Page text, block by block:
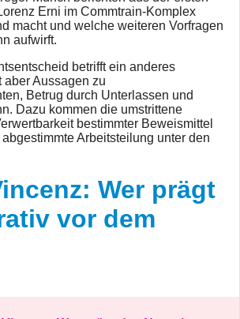
Erni im Commtrain-Komplex
macht und welche weiteren Vorfragen
aufwirft.
betrifft ein anderes
aber Aussagen zu
Betrug durch Unterlassen und
Dazu kommen die umstrittene
bestimmter Beweismittel
Arbeitsteilung unter den
Wer prägt
vor dem